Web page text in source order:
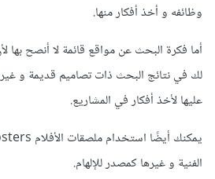
وظائفه و أخذ أفكار منها.
أما فكرة البحث عن مواقع قائمة لا أنصح بها
لك في نتائج البحث ذات تصاميم قديمة و غير
عليها لأخذ أفكار في المشاريع.
الفنية و غيرها كمصدر للإلهام.